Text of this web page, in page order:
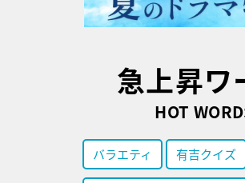
急上昇ワ
HOT
バラエティ 有吉クイズ